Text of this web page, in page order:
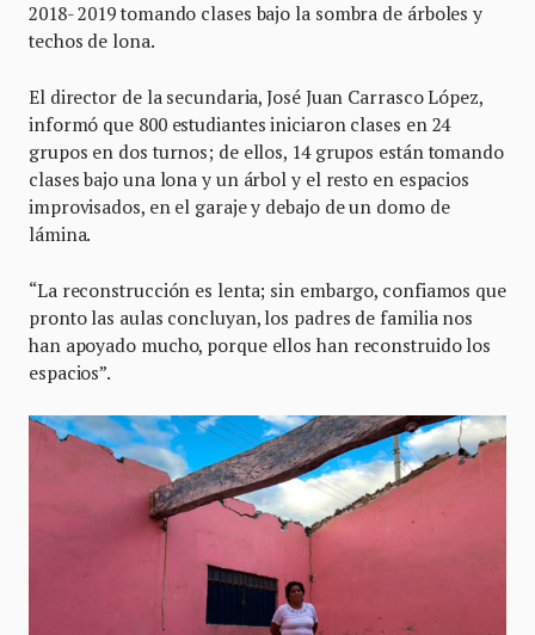
2018- 2019 tomando clases bajo la sombra de árboles y
techos de lona.
El director de la secundaria, José Juan Carrasco López,
informó que 800 estudiantes iniciaron clases en 24
grupos en dos turnos; de ellos, 14 grupos están tomando
clases bajo una lona y un árbol y el resto en espacios
improvisados, en el garaje y debajo de un domo de
lámina.
“La reconstrucción es lenta; sin embargo, confiamos que
pronto las aulas concluyan, los padres de familia nos
han apoyado mucho, porque ellos han reconstruido los
espacios”.